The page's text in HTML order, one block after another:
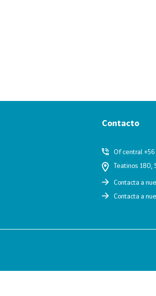
Contacto
Of central
Teatinos 180,
Contacta a
Contacta a